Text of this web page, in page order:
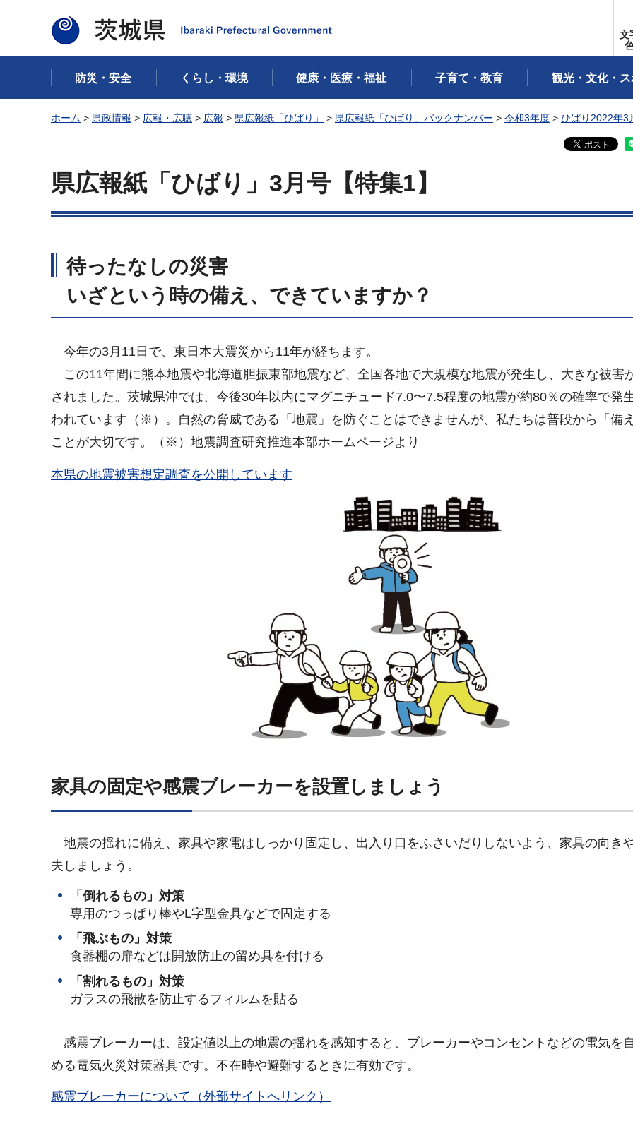
茨城県
文
防災・安全 くらし・環境 健康・医療・福祉 子育て・教育 観光・文化・ス
ホーム > 県政情報 > 広報・広聴 > 広報 > 県広報紙「ひばり」 > 県広報紙「ひばり」バックナンバー > 令和3年度 > ひばり2022年3
県広報紙「ひばり」3月号【特集1】
待ったなしの災害
いざという時の備え、できていますか？
今年の3月11日で、東日本大震災から11年が経ちます。
この11年間に熊本地震や北海道胆振東部地震など、全国各地で大規模な地震が発生し、大きな被害
されました。茨城県沖では、今後30年以内にマグニチュード7.0〜7.5程度の地震が約80％の確率で発
われています（※）。自然の脅威である「地震」を防ぐことはできませんが、私たちは普段から「備
ことが大切です。（※）地震調査研究推進本部ホームページより
本県の地震被害想定調査を公開しています
家具の固定や感震ブレーカーを設置しましょう
地震の揺れに備え、家具や家電はしっかり固定し、出入り口をふさいだりしないよう、家具の向き
夫しましょう。
「倒れるもの」対策
専用のつっぱり棒やL字型金具などで固定する
「飛ぶもの」対策
食器棚の扉などは開放防止の留め具を付ける
「割れるもの」対策
ガラスの飛散を防止するフィルムを貼る
感震ブレーカーは、設定値以上の地震の揺れを感知すると、ブレーカーやコンセントなどの電気を
める電気火災対策器具です。不在時や避難するときに有効です。
感震ブレーカーについて（外部サイトへリンク）